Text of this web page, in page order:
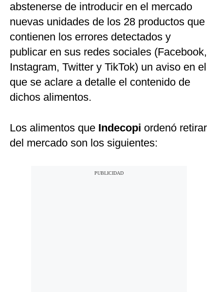
abstenerse de introducir en el mercado
nuevas unidades de los 28 productos que
contienen los errores detectados y
publicar en sus redes sociales (Facebook,
Instagram, Twitter y TikTok) un aviso en el
que se aclare a detalle el contenido de
dichos alimentos.
Los alimentos que Indecopi ordenó retirar
del mercado son los siguientes: